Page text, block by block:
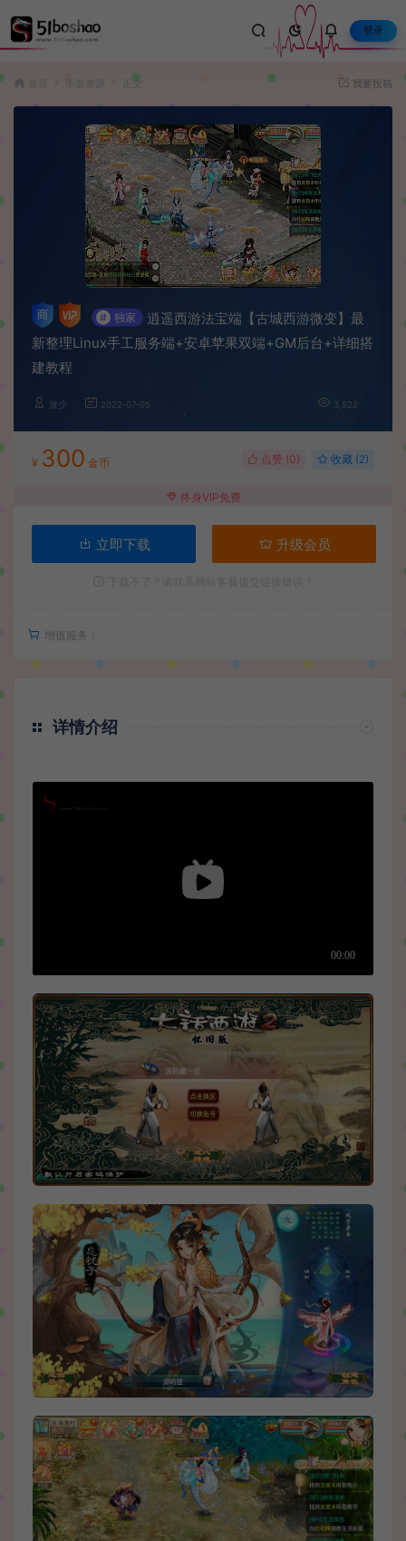
登录
手游资源 正文 我要投稿
# 独家
逍遥西游法宝端【古城西游微变】最
新整理Linux手工服务端+安卓苹果双端+GM后台+详细搭
建教程
波少 2022-07-05 3,522
¥ 300 金币 点赞 (0) 收藏 (2)
终身VIP免费
立即下载 升级会员
增值服务：
详情介绍